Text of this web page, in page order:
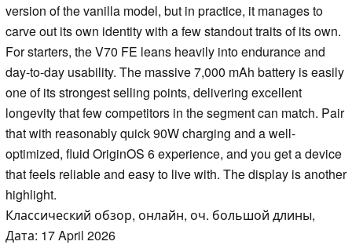
version of the vanilla model, but in practice, it manages to
carve out its own identity with a few standout traits of its own.
For starters, the V70 FE leans heavily into endurance and
day-to-day usability. The massive 7,000 mAh battery is easily
one of its strongest selling points, delivering excellent
longevity that few competitors in the segment can match. Pair
that with reasonably quick 90W charging and a well-
optimized, fluid OriginOS 6 experience, and you get a device
that feels reliable and easy to live with. The display is another
highlight.
Классический обзор, онлайн, оч. большой длины,
Дата: 17 April 2026